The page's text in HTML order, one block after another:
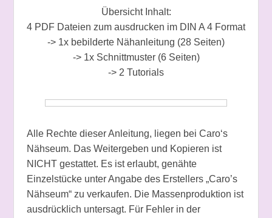
Übersicht Inhalt:
4 PDF Dateien zum ausdrucken im DIN A 4 Format
-> 1x bebilderte Nähanleitung (28 Seiten)
-> 1x Schnittmuster (6 Seiten)
-> 2 Tutorials
Alle Rechte dieser Anleitung, liegen bei Caro‘s
Nähseum. Das Weitergeben und Kopieren ist
NICHT gestattet. Es ist erlaubt, genähte
Einzelstücke unter Angabe des Erstellers „Caro’s
Nähseum“ zu verkaufen. Die Massenproduktion ist
ausdrücklich untersagt. Für Fehler in der